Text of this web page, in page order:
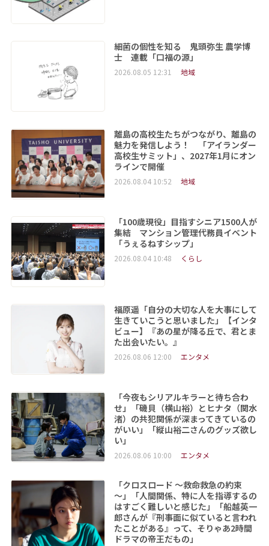
細菌の個性を知る 鬼頭弥生 農学博
士 連載「口福の源」
2026.08.05 12:31 地域
離島の高校生たちがつながり、離島の
魅力を発信しよう！ 「アイランダー
高校生サミット」、2027年1月にオン
ラインで開催
2026.08.04 10:52 地域
「100歳現役」目指すシニア1500人が
集結 マンション管理代務員イベント
「うぇるねすシップ」
2026.08.04 10:48 くらし
福原遥「自分の大切な人を大事にして
生きていこうと思いました」【インタ
ビュー】『あの星が降る丘で、君とま
た出会いたい。』
2026.08.06 12:00 エンタメ
「今夜もシリアルキラーと待ち合わ
せ」「磯貝（横山裕）とヒナタ（関水
渚）の共犯関係が深まってきているの
がいい」「縦山裕二さんのグッズ欲し
い」
2026.08.06 10:00 エンタメ
「クロスロード ～救命救急の約束
～」「人間関係、特に人を指導するの
はすごく難しいと感じた」「船越英一
郎さんが『刑事面に似ていると言われ
たことがある』って、そりゃあ2時間
ドラマの帝王だもの」